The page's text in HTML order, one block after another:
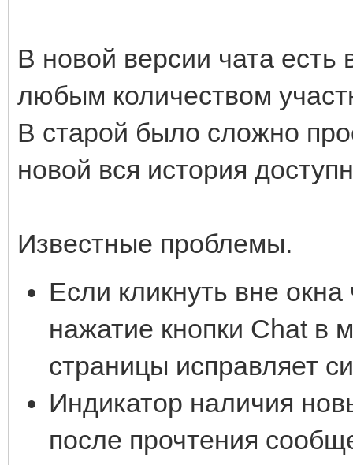
В новой версии чата есть
любым количеством
В старой было сложно
новой вся история
Известные проблемы.
Если кликнуть вне
нажатие кнопки Chat в
страницы исправляет
Индикатор наличия
после прочтения